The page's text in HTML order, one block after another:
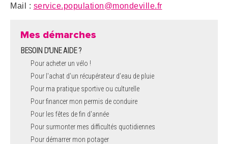
Mail : service.population@mondeville.fr
Mes démarches
BESOIN D'UNE AIDE ?
Pour acheter un vélo !
Pour l'achat d’un récupérateur d’eau de pluie
Pour ma pratique sportive ou culturelle
Pour financer mon permis de conduire
Pour les fêtes de fin d'année
Pour surmonter mes difficultés quotidiennes
Pour démarrer mon potager